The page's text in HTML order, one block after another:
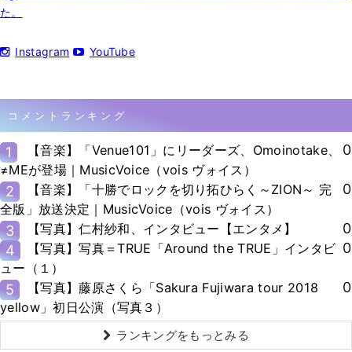
た。
Instagram YouTube
コメントランキング
1
【音楽】「Venue101」にリーダーズ、Omoinotake、
≠MEが登場｜MusicVoice（vois ヴォイス）
0
2
【音楽】「十勝でロックを切り拓ひらく～ZION～ 完
全版」放送決定｜MusicVoice（vois ヴォイス）
0
3 【写真】仁村紗和、インタビュー【エンタメ】
0
4
【写真】写真＝TRUE「Around the TRUE」インタビ
ュー（１）
0
5
【写真】藤原さくら「Sakura Fujiwara tour 2018
yellow」初日公演（写真３）
0
ランキングをもっとみる